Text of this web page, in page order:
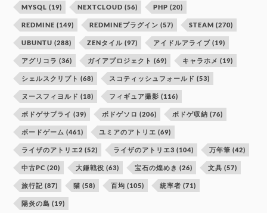
MYSQL (19) NEXTCLOUD (56) PHP (20)
REDMINE (149) REDMINEプラグイン (57) STEAM (270)
UBUNTU (288) ZENタイル (97) アイドルアライブ (19)
アグリコラ (36) ガイアプロジェクト (69) キャラホメ (19)
シェルスクリプト (68) スコティッシュフォールド (53)
ヌースフィヨルド (18) フィギュア撮影 (116)
ボドゲサプライ (39) ボドゲソロ (206) ボドゲ収納 (76)
ボードゲーム (461) ユミアのアトリエ (69)
ライザのアトリエ2 (52) ライザのアトリエ3 (104) 万年筆 (42)
中古PC (20) 大鎌戦役 (63) 宝石の煌めき (26) 文具 (57)
旅行記 (87) 猫 (58) 百均 (105) 統率者 (71)
陽炎の島 (19)